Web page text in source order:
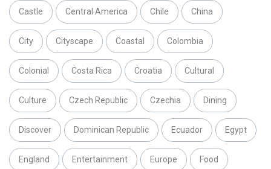
Castle Central America Chile China
City Cityscape Coastal Colombia
Colonial Costa Rica Croatia Cultural
Culture Czech Republic Czechia Dining
Discover Dominican Republic Ecuador Egypt
England Entertainment Europe Food